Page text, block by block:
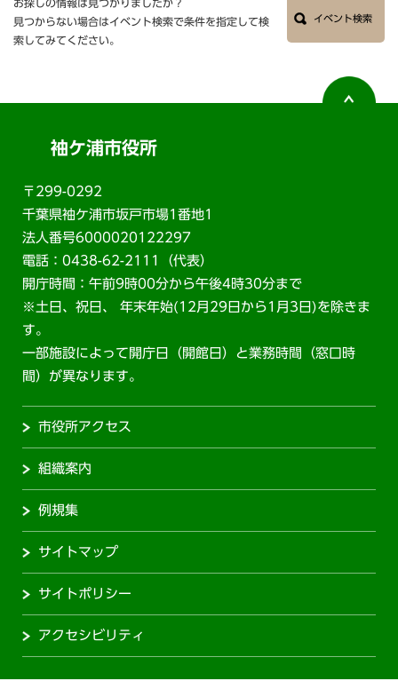
お探しの情報は見つかりましたか？
見つからない場合はイベント検索で条件を指定して検
索してみてください。
イベント検索
袖ケ浦市役所
〒299-0292
千葉県袖ケ浦市坂戸市場1番地1
法人番号6000020122297
電話：0438-62-2111（代表）
開庁時間：午前9時00分から午後4時30分まで
※土日、祝日、 年末年始(12月29日から1月3日)を除きま
す。
一部施設によって開庁日（開館日）と業務時間（窓口時
間）が異なります。
市役所アクセス
組織案内
例規集
サイトマップ
サイトポリシー
アクセシビリティ